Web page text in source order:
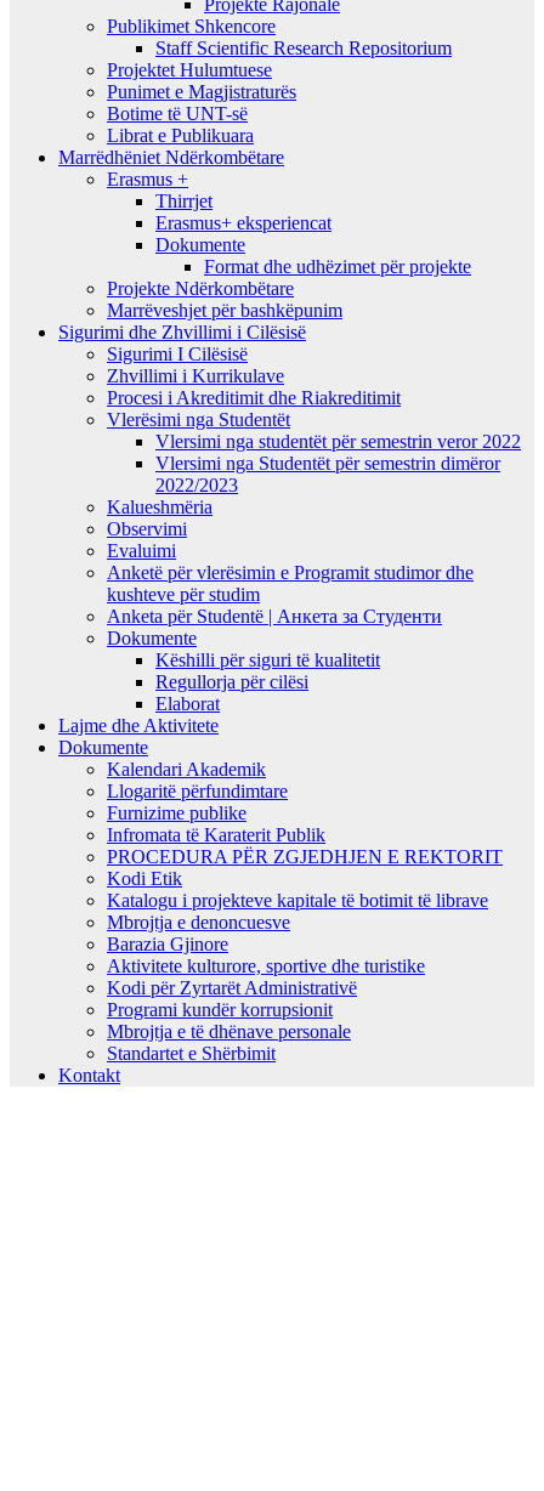
Publikimet Shkencore
Staff Scientific Research Repositorium
Projektet Hulumtuese
Punimet e Magjistraturës
Botime të UNT-së
Librat e Publikuara
Marrëdhëniet Ndërkombëtare
Erasmus +
Thirrjet
Erasmus+ eksperiencat
Dokumente
Format dhe udhëzimet për projekte
Projekte Ndërkombëtare
Marrëveshjet për bashkëpunim
Sigurimi dhe Zhvillimi i Cilësisë
Sigurimi I Cilësisë
Zhvillimi i Kurrikulave
Procesi i Akreditimit dhe Riakreditimit
Vlerësimi nga Studentët
Vlersimi nga studentët për semestrin veror 2022
Vlersimi nga Studentët për semestrin dimëror
2022/2023
Kalueshmëria
Observimi
Evaluimi
Anketë për vlerësimin e Programit studimor dhe
kushteve për studim
Anketa për Studentë | Анкета за Студенти
Dokumente
Këshilli për siguri të kualitetit
Regullorja për cilësi
Elaborat
Lajme dhe Aktivitete
Dokumente
Kalendari Akademik
Llogaritë përfundimtare
Furnizime publike
Infromata të Karaterit Publik
PROCEDURA PËR ZGJEDHJEN E REKTORIT
Kodi Etik
Katalogu i projekteve kapitale të botimit të librave
Mbrojtja e denoncuesve
Barazia Gjinore
Aktivitete kulturore, sportive dhe turistike
Kodi për Zyrtarët Administrativë
Programi kundër korrupsionit
Mbrojtja e të dhënave personale
Standartet e Shërbimit
Kontakt